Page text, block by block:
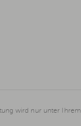
wird nur unter Ihrem